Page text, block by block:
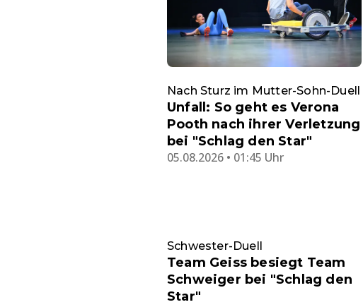
Nach Sturz im Mutter-Sohn-Duell
Unfall: So geht es Verona
Pooth nach ihrer Verletzung
bei "Schlag den Star"
05.08.2026 • 01:45 Uhr
Schwester-Duell
Team Geiss besiegt Team
Schweiger bei "Schlag den
Star"